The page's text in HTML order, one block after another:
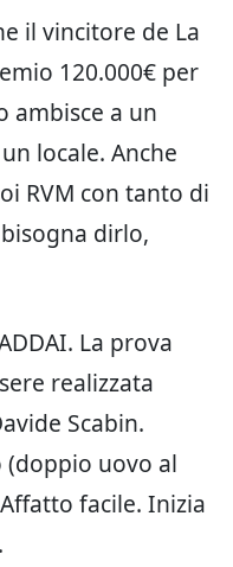
il vincitore de La
120.000€ per
ambisce a un
locale. Anche
RVM con tanto di
dirlo,
La prova
realizzata
Scabin.
(doppio uovo al
facile. Inizia